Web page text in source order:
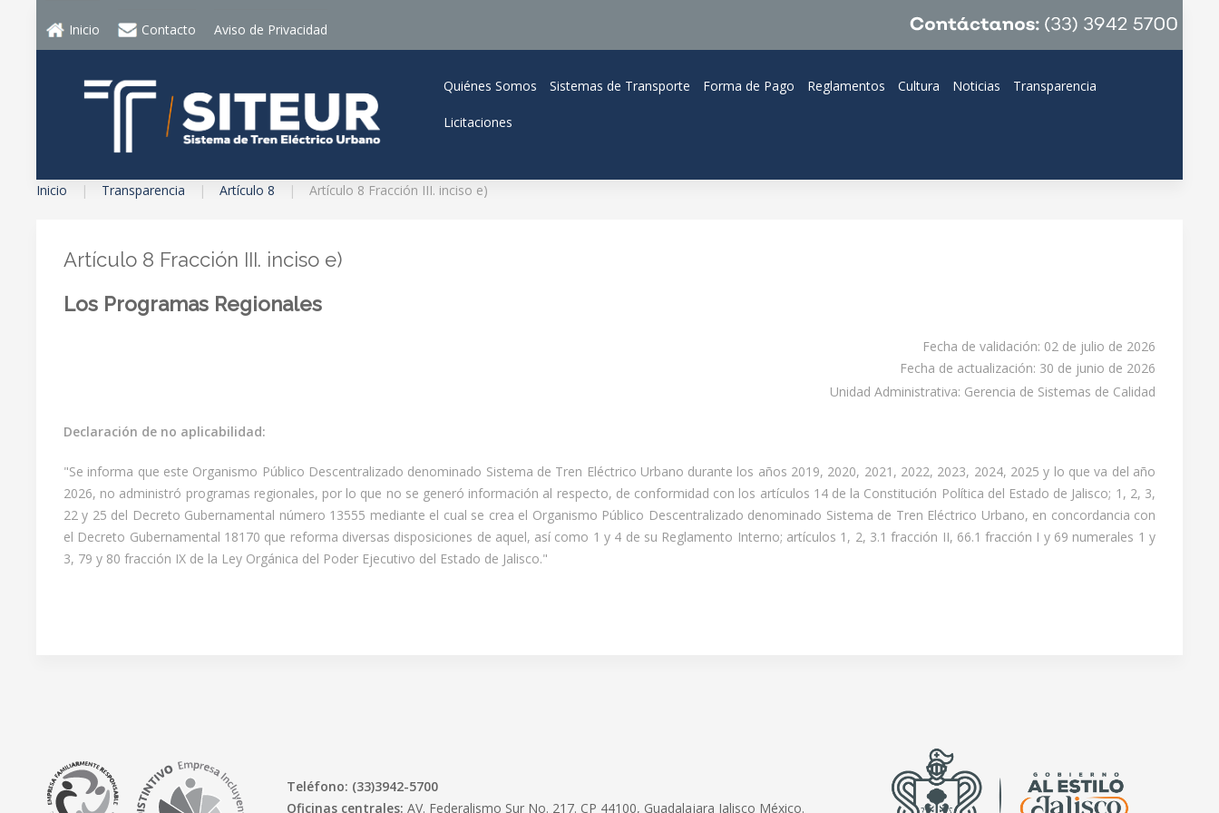
Inicio Contacto Aviso de Privacidad
Quiénes Somos Sistemas de Transporte Forma de Pago Reglamentos Cultura Noticias Transparencia
Licitaciones
Inicio Transparencia Artículo 8 Artículo 8 Fracción III. inciso e)
Artículo 8 Fracción III. inciso e)
Los Programas Regionales
Fecha de validación: 02 de julio de 2026
Fecha de actualización: 30 de junio de 2026
Unidad Administrativa: Gerencia de Sistemas de Calidad
Declaración de no aplicabilidad:
"Se informa que este Organismo Público Descentralizado denominado Sistema de Tren Eléctrico Urbano durante los años 2019, 2020, 2021, 2022, 2023, 2024, 2025 y lo que va del año
2026, no administró programas regionales, por lo que no se generó información al respecto, de conformidad con los artículos 14 de la Constitución Política del Estado de Jalisco; 1, 2, 3,
22 y 25 del Decreto Gubernamental número 13555 mediante el cual se crea el Organismo Público Descentralizado denominado Sistema de Tren Eléctrico Urbano, en concordancia con
el Decreto Gubernamental 18170 que reforma diversas disposiciones de aquel, así como 1 y 4 de su Reglamento Interno; artículos 1, 2, 3.1 fracción II, 66.1 fracción I y 69 numerales 1 y
3, 79 y 80 fracción IX de la Ley Orgánica del Poder Ejecutivo del Estado de Jalisco."
Teléfono: (33)3942-5700
Oficinas centrales: AV. Federalismo Sur No. 217. CP 44100, Guadalajara Jalisco México.